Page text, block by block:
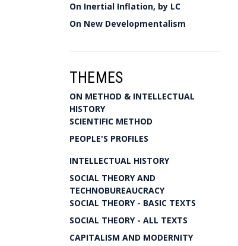
On Inertial Inflation, by LC
On New Developmentalism
THEMES
ON METHOD & INTELLECTUAL
HISTORY
SCIENTIFIC METHOD
PEOPLE'S PROFILES
INTELLECTUAL HISTORY
SOCIAL THEORY AND
TECHNOBUREAUCRACY
SOCIAL THEORY - BASIC TEXTS
SOCIAL THEORY - ALL TEXTS
CAPITALISM AND MODERNITY